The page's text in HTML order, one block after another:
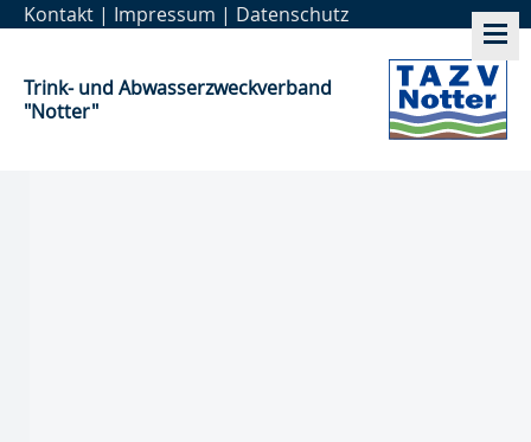
Kontakt | Impressum | Datenschutz
Trink- und Abwasser­zweckverband
"Notter"